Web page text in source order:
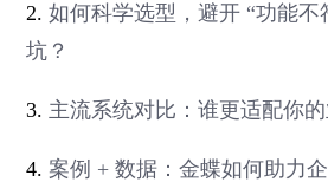
2.如何科学选型，避开 “功能不
坑？
3. 主流系统对比：谁更适配你的
4. 案例 + 数据：金蝶如何助力